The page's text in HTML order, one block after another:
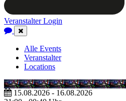
Veranstalter Login
Close
Navigation
Alle Events
Veranstalter
Locations
15.08.2026 - 16.08.2026